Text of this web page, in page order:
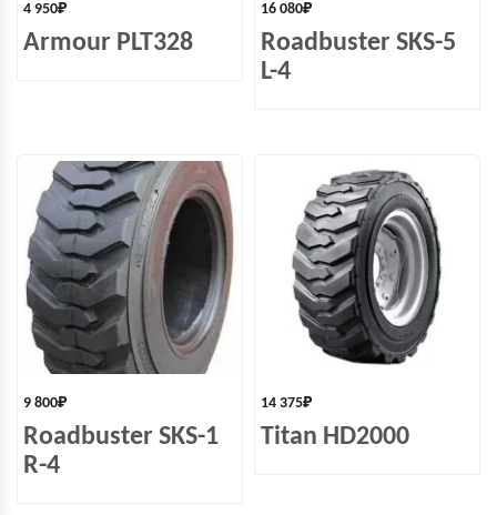
4 950₽
Armour PLT328
16 080₽
Roadbuster SKS-5
L-4
9 800₽
Roadbuster SKS-1
R-4
14 375₽
Titan HD2000